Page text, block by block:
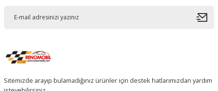
Sitemizde arayıp bulamadığınız ürünler için destek hatlarımızdan yardım